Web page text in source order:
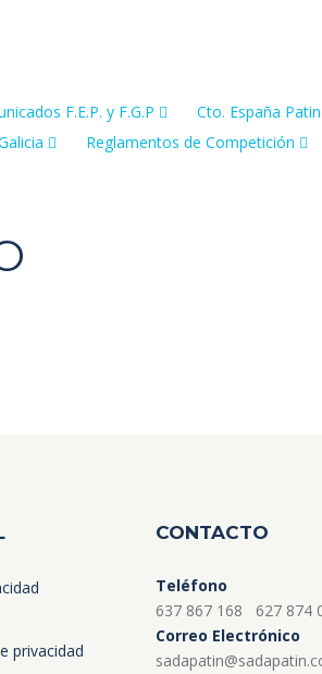
F.E.P. y F.G.P Cto. España
Reglamentos de Competición
privacidad
CONTACTO
Teléfono
637 867 168
627 874
Correo Electrónico